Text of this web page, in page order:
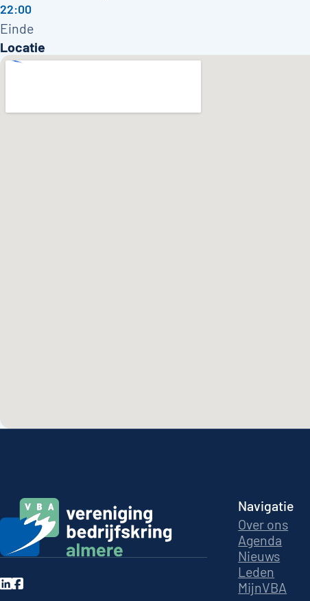
22:00
Einde
Locatie
Navigatie
Over ons
Agenda
Nieuws
Leden
MijnVBA